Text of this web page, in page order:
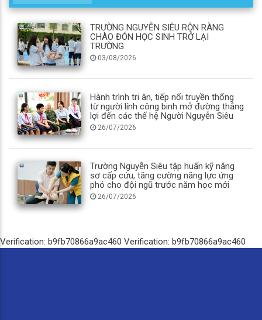
TRƯỜNG NGUYỄN SIÊU RỘN RÀNG
CHÀO ĐÓN HỌC SINH TRỞ LẠI
TRƯỜNG
03/08/2026
Hành trình tri ân, tiếp nối truyền thống
từ người lính công binh mở đường thắng
lợi đến các thế hệ Người Nguyễn Siêu
26/07/2026
Trường Nguyễn Siêu tập huấn kỹ năng
sơ cấp cứu, tăng cường năng lực ứng
phó cho đội ngũ trước năm học mới
26/07/2026
Verification: b9fb70866a9ac460 Verification: b9fb70866a9ac460